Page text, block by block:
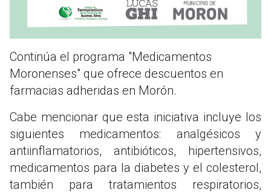
Continúa el programa "Medicamentos
Moronenses" que ofrece descuentos en
farmacias adheridas en Morón.
Cabe mencionar que esta iniciativa incluye los
siguientes medicamentos: analgésicos y
antiinflamatorios, antibióticos, hipertensivos,
medicamentos para la diabetes y el colesterol,
también para tratamientos respiratorios,